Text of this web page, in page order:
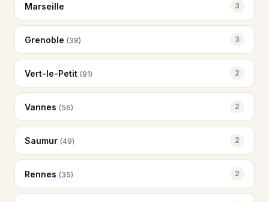
Marseille 3
Grenoble (38) 3
Vert-le-Petit (91) 2
Vannes (56) 2
Saumur (49) 2
Rennes (35) 2